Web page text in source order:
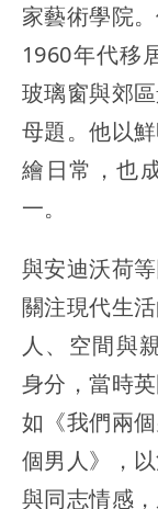
家藝術學院
1960年代移
玻璃窗與郊
母題。他以
繪日常，也
一。
與安迪沃荷
關注現代生
人、空間與
身分，當時
如《我們兩
個男人》，
與同志情感